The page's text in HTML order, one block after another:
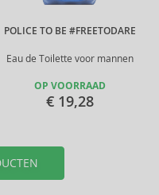
POLICE TO BE #FREETODARE
Eau de Toilette voor mannen
OP VOORRAAD
€ 19,28